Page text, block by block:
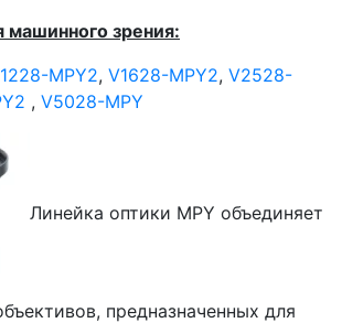
зрения:
MPY2, V1628-MPY2, V2528-
, V5028-MPY
Линейка оптики MPY объединяет
предназначенных для